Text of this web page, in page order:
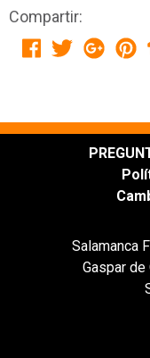
Compartir:
Salamanca
Gaspar de